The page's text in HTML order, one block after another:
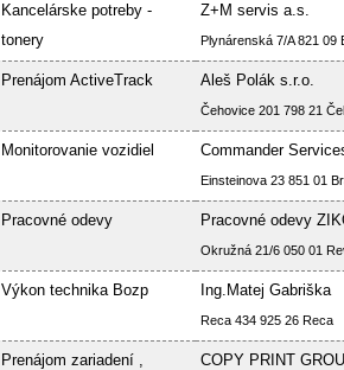
Kancelárske potreby -
tonery
Z+M servis a.s.
Plynárenská 7/A 821 09
Prenájom ActiveTrack Aleš Polák s.r.o.
Čehovice 201 798 21
Monitorovanie vozidiel Commander
Einsteinova 23 851 01
Pracovné odevy Pracovné odevy
Okružná 21/6 050 01
Výkon technika Bozp Ing.Matej Gabriška
Reca 434 925 26 Reca
Prenájom zariadení ,
COPY PRINT